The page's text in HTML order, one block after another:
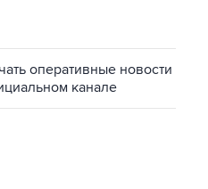
оперативные новости
канале